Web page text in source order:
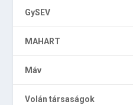
GySEV
MAHART
Máv
Volán társaságok